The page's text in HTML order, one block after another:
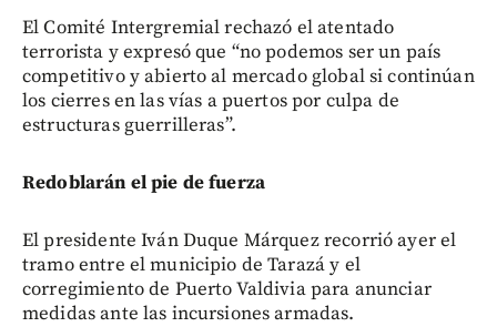
El Comité Intergremial rechazó el atentado
terrorista y expresó que “no podemos ser un país
competitivo y abierto al mercado global si continúan
los cierres en las vías a puertos por culpa de
estructuras guerrilleras”.
Redoblarán el pie de fuerza
El presidente Iván Duque Márquez recorrió ayer el
tramo entre el municipio de Tarazá y el
corregimiento de Puerto Valdivia para anunciar
medidas ante las incursiones armadas.